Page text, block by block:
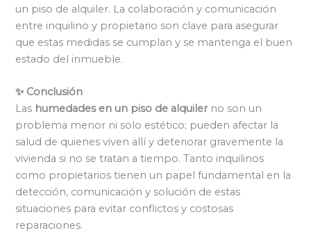
un piso de alquiler. La colaboración y comunicación
entre inquilino y propietario son clave para asegurar
que estas medidas se cumplan y se mantenga el buen
estado del inmueble.
✨ Conclusión
Las humedades en un piso de alquilerno son un
problema menor ni solo estético; pueden afectar la
salud de quienes viven allí y deteriorar gravemente la
vivienda si no se tratan a tiempo. Tanto inquilinos
como propietarios tienen un papel fundamental en la
detección, comunicación y solución de estas
situaciones para evitar conflictos y costosas
reparaciones.